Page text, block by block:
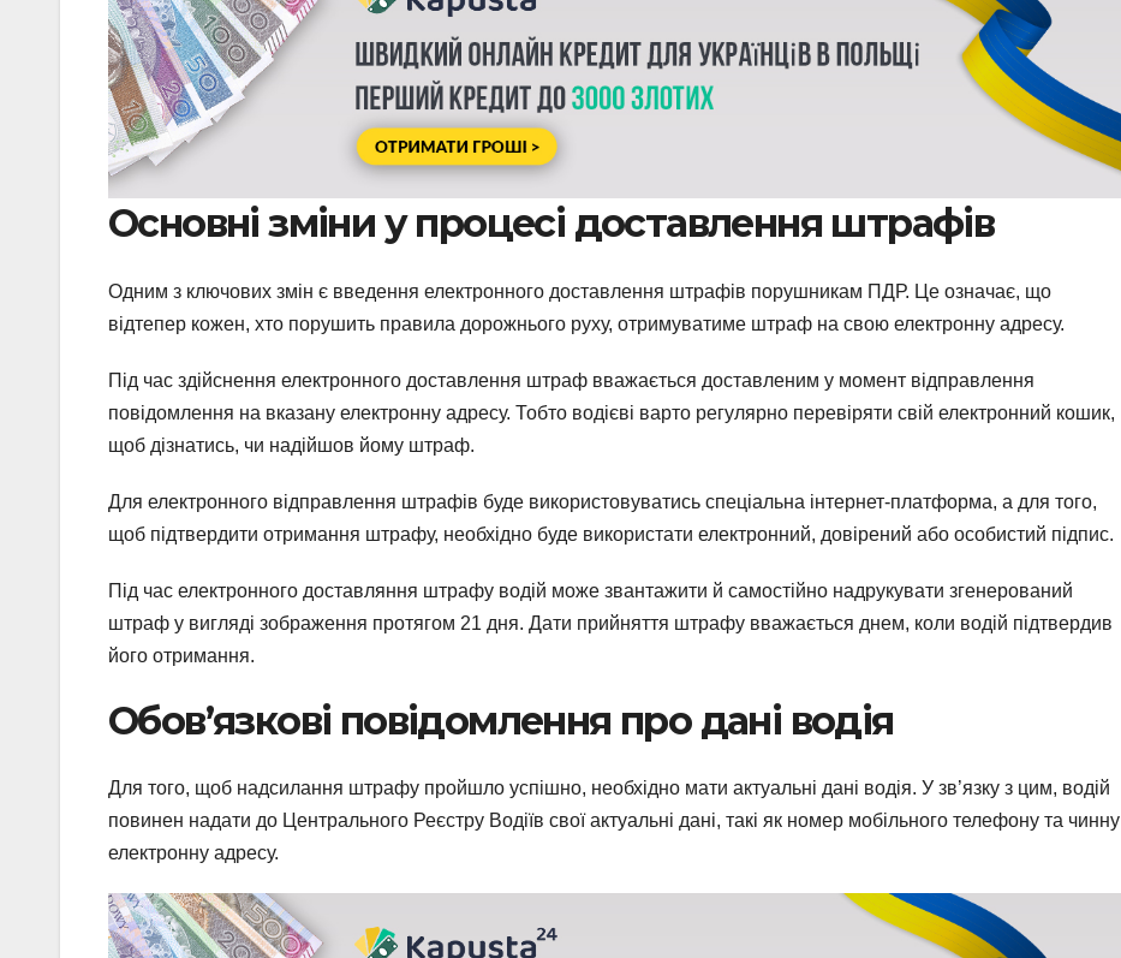
Основні зміни у процесі доставлення штрафів
Одним з ключових змін є введення електронного доставлення штрафів порушникам ПДР. Це означає, що
відтепер кожен, хто порушить правила дорожнього руху, отримуватиме штраф на свою електронну адресу.
Під час здійснення електронного доставлення штраф вважається доставленим у момент відправлення
повідомлення на вказану електронну адресу. Тобто водієві варто регулярно перевіряти свій електронний кошик,
щоб дізнатись, чи надійшов йому штраф.
Для електронного відправлення штрафів буде використовуватись спеціальна інтернет-платформа, а для того,
щоб підтвердити отримання штрафу, необхідно буде використати електронний, довірений або особистий підпис.
Під час електронного доставляння штрафу водій може звантажити й самостійно надрукувати згенерований
штраф у вигляді зображення протягом 21 дня. Дати прийняття штрафу вважається днем, коли водій підтвердив
його отримання.
Обов’язкові повідомлення про дані водія
Для того, щоб надсилання штрафу пройшло успішно, необхідно мати актуальні дані водія. У зв’язку з цим, водій
повинен надати до Центрального Реєстру Водіїв свої актуальні дані, такі як номер мобільного телефону та чинну
електронну адресу.